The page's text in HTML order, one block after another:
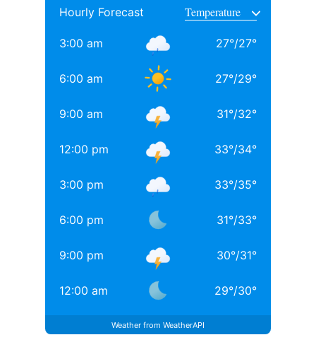
साथ अनिल थडानी, करण जौहर और अभिषेक कपूर भी पढ़ाई कर
Daughters of Bollywood Actresses: मां से भी ज्यादा
खूबसूरत? इन 3 बॉलीवुड एक्ट्रेसेस की बेटियों ने लूटी महफिल
बॉलीवुड की 3 सबसे बड़ी हीरोइन्स जिनकी नानी-परनानी कोठे पर
नाचती थीं, नाम जानकर होगी हैरानी
Hourly Forecast
3:00 am 27°/27°
6:00 am 27°/29°
9:00 am 31°/32°
12:00 pm 33°/34°
3:00 pm 33°/35°
6:00 pm 31°/33°
9:00 pm 30°/31°
12:00 am 29°/30°
Weather from WeatherAPI